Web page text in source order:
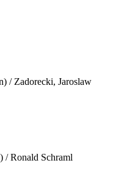
/ Zadorecki, Jaroslaw
/ Ronald Schraml